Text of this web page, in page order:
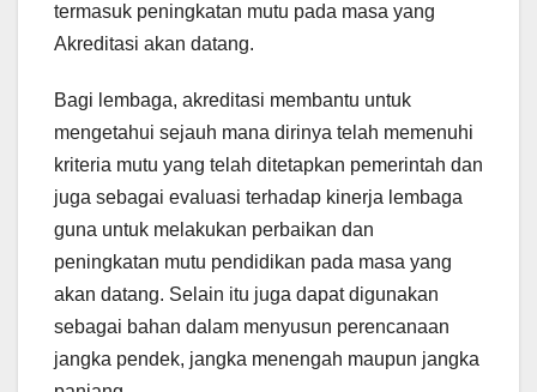
termasuk peningkatan mutu pada masa yang
Akreditasi akan datang.
Bagi lembaga, akreditasi membantu untuk
mengetahui sejauh mana dirinya telah memenuhi
kriteria mutu yang telah ditetapkan pemerintah dan
juga sebagai evaluasi terhadap kinerja lembaga
guna untuk melakukan perbaikan dan
peningkatan mutu pendidikan pada masa yang
akan datang. Selain itu juga dapat digunakan
sebagai bahan dalam menyusun perencanaan
jangka pendek, jangka menengah maupun jangka